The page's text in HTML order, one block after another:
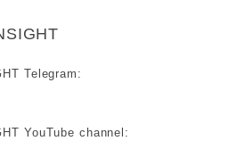
Telegram:
YouTube channel: